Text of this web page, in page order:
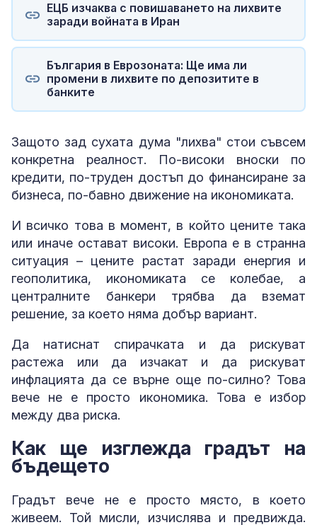
ЕЦБ изчаква с повишаването на лихвите
заради войната в Иран
България в Еврозоната: Ще има ли
промени в лихвите по депозитите в
банките
Защото зад сухата дума "лихва" стои съвсем
конкретна реалност. По-високи вноски по
кредити, по-труден достъп до финансиране за
бизнеса, по-бавно движение на икономиката.
И всичко това в момент, в който цените така
или иначе остават високи. Европа е в странна
ситуация – цените растат заради енергия и
геополитика, икономиката се колебае, а
централните банкери трябва да вземат
решение, за което няма добър вариант.
Да натиснат спирачката и да рискуват
растежа или да изчакат и да рискуват
инфлацията да се върне още по-силно? Това
вече не е просто икономика. Това е избор
между два риска.
Как ще изглежда градът на
бъдещето
Градът вече не е просто място, в което
живеем. Той мисли, изчислява и предвижда.